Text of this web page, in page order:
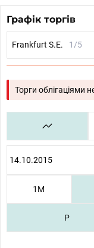
Графік торгів
Frankfurt S.E. 1/5
Торги облігаціями
1М
P